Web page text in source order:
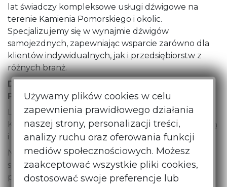
lat świadczy kompleksowe usługi dźwigowe na
terenie Kamienia Pomorskiego i okolic.
Specjalizujemy się w wynajmie dźwigów
samojezdnych, zapewniając wsparcie zarówno dla
klientów indywidualnych, jak i przedsiębiorstw z
różnych branż.
Dlaczego warto wybrać Dźwig Kamień
Pomorski?
Lokalna ekspertyza: Doskonale znamy specyfikę
Kamienia Pomorskiego, co pozwala nam na sprawną
i efektywną realizację zleceń.
Nowoczesny park maszynowy: Dysponujemy
szerokim wyborem dźwigów o zróżnicowanych
parametrach, dostosowanych do różnorodnych
Używamy plików cookies w celu
zapewnienia prawidłowego działania
naszej strony, personalizacji treści,
analizy ruchu oraz oferowania funkcji
mediów społecznościowych. Możesz
zaakceptować wszystkie pliki cookies,
dostosować swoje preferencje lub